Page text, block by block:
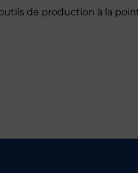
de production à la